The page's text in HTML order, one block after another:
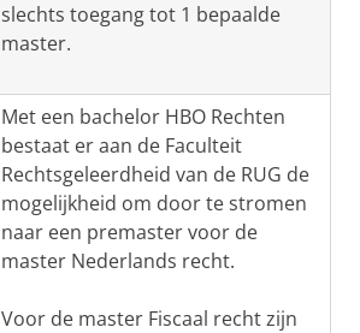
slechts toegang tot 1 bepaalde
master.
Met een bachelor HBO Rechten
bestaat er aan de Faculteit
Rechtsgeleerdheid van de RUG de
mogelijkheid om door te stromen
naar een premaster voor de
master Nederlands recht.
Voor de master Fiscaal recht zijn